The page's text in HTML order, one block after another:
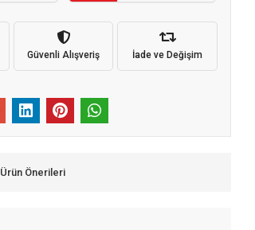
Güvenli Alışveriş İade ve Değişim
Ürün Önerileri